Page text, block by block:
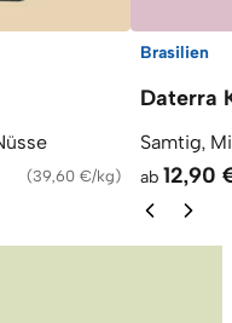
(39,60 €/kg)
Brasilien
Daterra
Samtig,
ab 12,90